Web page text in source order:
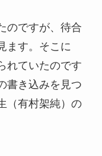
のですが、待合
ます。そこに
れていたのです
書き込みを見つ
（有村架純）の